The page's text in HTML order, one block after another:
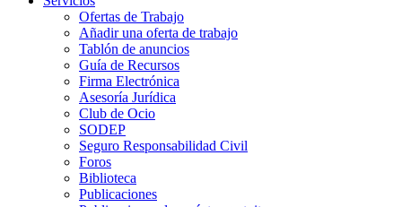
Ofertas de Trabajo
Añadir una oferta de trabajo
Tablón de anuncios
Guía de Recursos
Firma Electrónica
Asesoría Jurídica
Club de Ocio
SODEP
Seguro Responsabilidad Civil
Foros
Biblioteca
Publicaciones